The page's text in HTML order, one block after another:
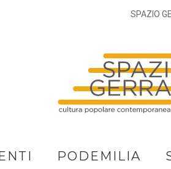
SPAZIO
PODEMILIA